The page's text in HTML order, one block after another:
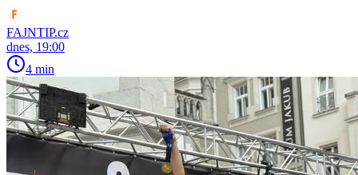
FAJNTIP.cz
dnes, 19:00
4 min